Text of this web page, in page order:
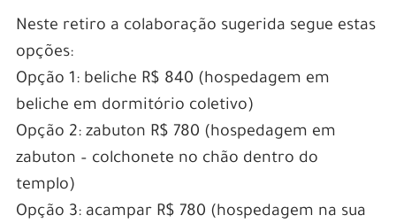
Neste retiro a colaboração sugerida segue estas
opções:
Opção 1: beliche R$ 840 (hospedagem em
beliche em dormitório coletivo)
Opção 2: zabuton R$ 780 (hospedagem em
zabuton – colchonete no chão dentro do
templo)
Opção 3: acampar R$ 780 (hospedagem na sua